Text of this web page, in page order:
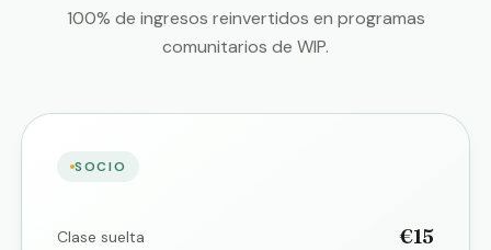
100% de ingresos reinvertidos en programas
comunitarios de WIP.
SOCIO
Clase suelta €15